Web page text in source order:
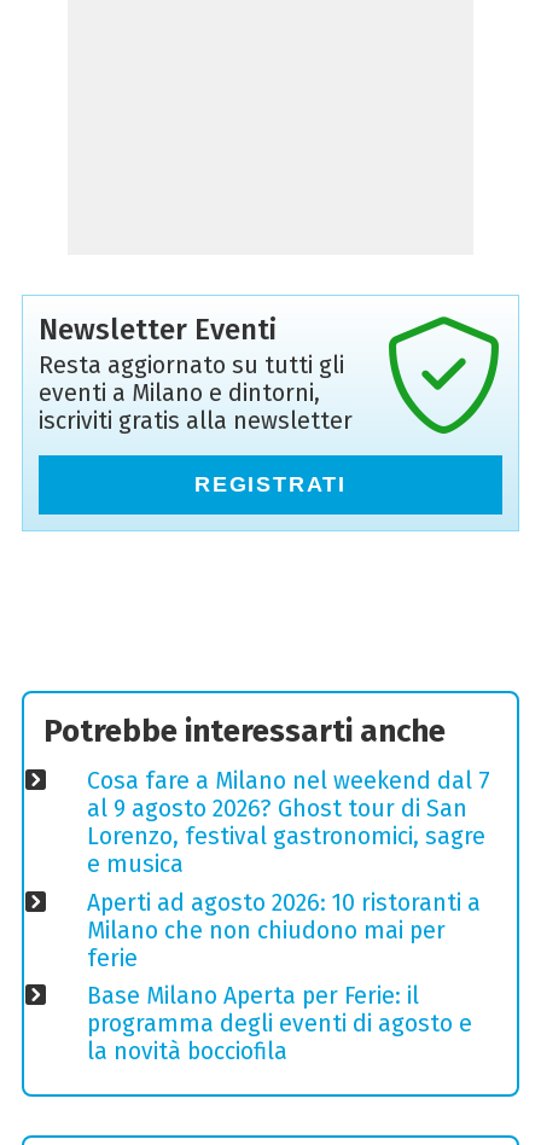
Newsletter Eventi
Resta aggiornato su tutti gli
eventi a Milano e dintorni,
iscriviti gratis alla newsletter
REGISTRATI
Potrebbe interessarti anche
Cosa fare a Milano nel weekend dal 7
al 9 agosto 2026? Ghost tour di San
Lorenzo, festival gastronomici, sagre
e musica
Aperti ad agosto 2026: 10 ristoranti a
Milano che non chiudono mai per
ferie
Base Milano Aperta per Ferie: il
programma degli eventi di agosto e
la novità bocciofila